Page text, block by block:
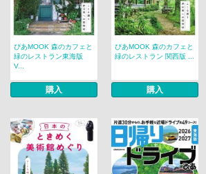
ぴあMOOK 森のカフェと
緑のレストラン東海版
V...
購入
ぴあMOOK 森のカフェと
緑のレストラン 関西版 ...
購入